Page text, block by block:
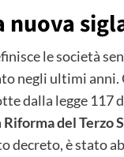
nuova
le società
negli ultimi anni.
dalla legge 117
Riforma del Terzo
decreto, è stato